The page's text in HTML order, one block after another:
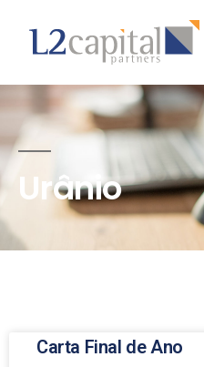
Urânio
Carta Final de Ano